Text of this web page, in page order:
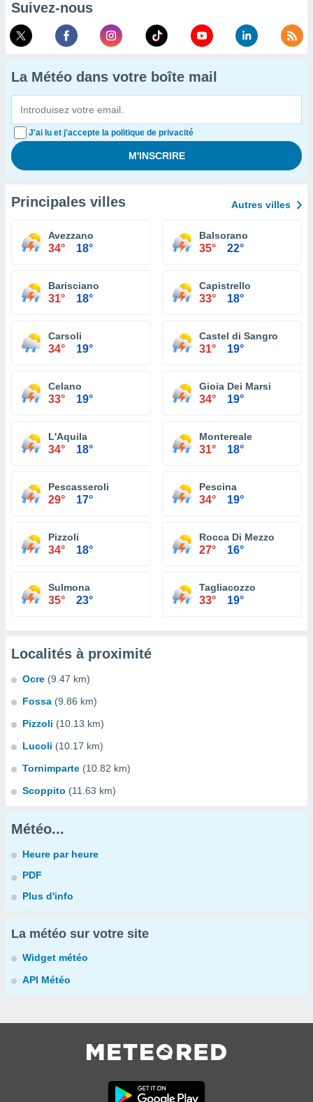
Suivez-nous
La Météo dans votre boîte mail
J'ai lu et j'accepte la politique de privacité
Principales villes Autres villes
Avezzano
34° 18°
Balsorano
35° 22°
Barisciano
31° 18°
Capistrello
33° 18°
Carsoli
34° 19°
Castel di Sangro
31° 19°
Celano
33° 19°
Gioia Dei Marsi
34° 19°
L'Aquila
34° 18°
Montereale
31° 18°
Pescasseroli
29° 17°
Pescina
34° 19°
Pizzoli
34° 18°
Rocca Di Mezzo
27° 16°
Sulmona
35° 23°
Tagliacozzo
33° 19°
Localités à proximité
Ocre (9.47 km)
Fossa (9.86 km)
Pizzoli (10.13 km)
Lucoli (10.17 km)
Tornimparte (10.82 km)
Scoppito (11.63 km)
Météo...
Heure par heure
PDF
Plus d'info
La météo sur votre site
Widget météo
API Météo